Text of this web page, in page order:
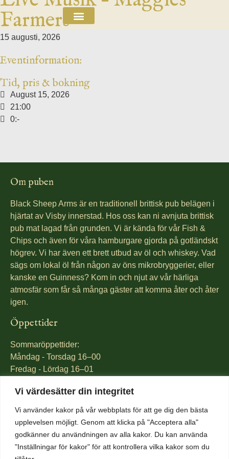
Vi värdesätter din integritet
Vi använder kakor på vår webbplats för att ge dig den bästa
upplevelsen möjligt. Genom att klicka på "Acceptera alla"
godkänner du användningen av alla kakor. Du kan använda
"Inställningar för kakor" för att kontrollera vilka kakor som du
Farmers
15 augusti, 2026
Eventinformation:
Tid, pris & bokning
August 15, 2026
21:00
0:-
Om puben
Black Sheep Arms är en traditionell brittisk pub belägen i
hjärtat av Visby innerstad. Hos oss kan ni avnjuta brittisk
pub mat lagad från grunden. Vi är kända för vår Fish &
Chips och även för våra hamburgare gjorda på gotländskt
högrev. Vi har även ett brett utbud av öl och whiskey. Vad
sägs om lokal öl från någon av öns mikrobryggerier, eller
kanske en Guinness? Kom in och njut av vår härliga
atmosfär som får så många gäster att komma åter och åter
igen.
Öppettider
Sommaröppettider:
Måndag - Torsdag 16–00
Fredag - Lördag 16–01
mån-tors 12-00
fre 12-01
lörd 12-01
sön 12-23